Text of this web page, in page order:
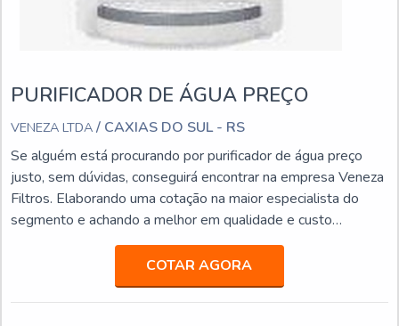
PURIFICADOR DE ÁGUA PREÇO
VENEZA LTDA / CAXIAS DO SUL - RS
Se alguém está procurando por purificador de água preço
justo, sem dúvidas, conseguirá encontrar na empresa Veneza
Filtros. Elaborando uma cotação na maior especialista do
segmento e achando a melhor em qualidade e custo
benefício.Quando o quesito é purificador de água preço
acessível, com os colaboradores da Veneza Filtros o cliente
obterá excelente custo-benefício com assessoria técnica
especializada.UM POUCO MAIS SOBRE PURIFICADOR
COTAR AGORA